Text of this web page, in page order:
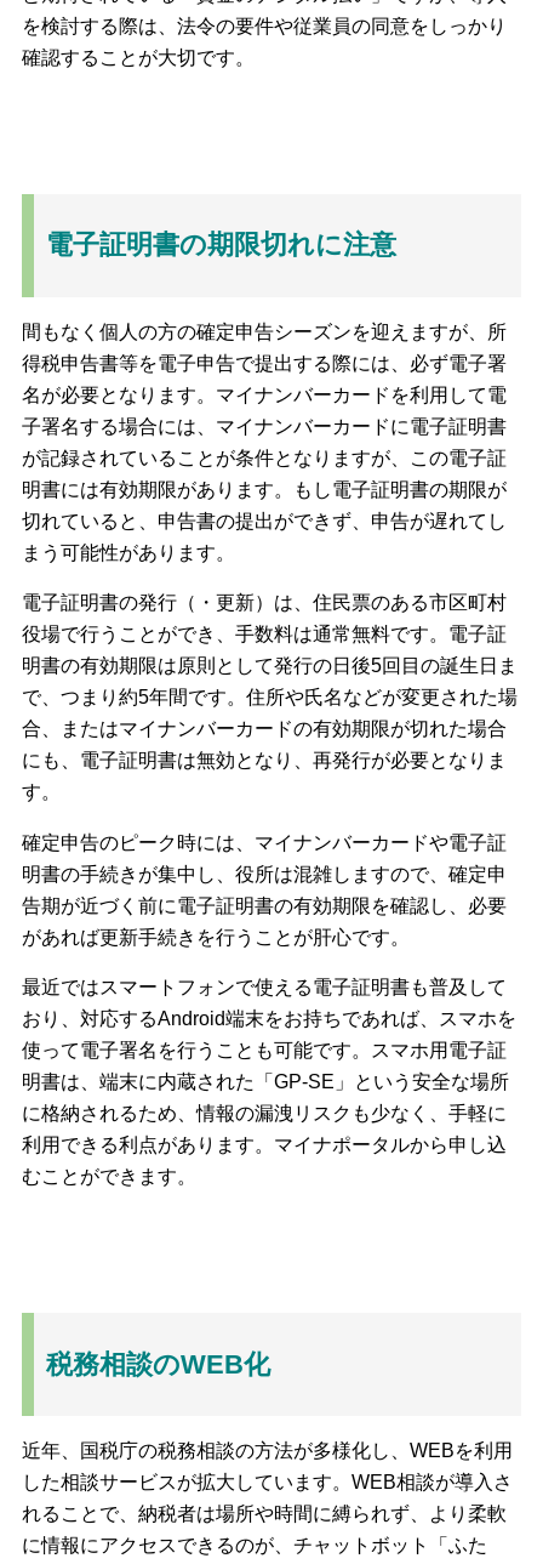
を検討する際は、法令の要件や従業員の同意をしっかり
確認することが大切です。
電子証明書の期限切れに注意
間もなく個人の方の確定申告シーズンを迎えますが、所
得税申告書等を電子申告で提出する際には、必ず電子署
名が必要となります。マイナンバーカードを利用して電
子署名する場合には、マイナンバーカードに電子証明書
が記録されていることが条件となりますが、この電子証
明書には有効期限があります。もし電子証明書の期限が
切れていると、申告書の提出ができず、申告が遅れてし
まう可能性があります。
電子証明書の発行（・更新）は、住民票のある市区町村
役場で行うことができ、手数料は通常無料です。電子証
明書の有効期限は原則として発行の日後5回目の誕生日ま
で、つまり約5年間です。住所や氏名などが変更された場
合、またはマイナンバーカードの有効期限が切れた場合
にも、電子証明書は無効となり、再発行が必要となりま
す。
確定申告のピーク時には、マイナンバーカードや電子証
明書の手続きが集中し、役所は混雑しますので、確定申
告期が近づく前に電子証明書の有効期限を確認し、必要
があれば更新手続きを行うことが肝心です。
最近ではスマートフォンで使える電子証明書も普及して
おり、対応するAndroid端末をお持ちであれば、スマホを
使って電子署名を行うことも可能です。スマホ用電子証
明書は、端末に内蔵された「GP-SE」という安全な場所
に格納されるため、情報の漏洩リスクも少なく、手軽に
利用できる利点があります。マイナポータルから申し込
むことができます。
税務相談のWEB化
近年、国税庁の税務相談の方法が多様化し、WEBを利用
した相談サービスが拡大しています。WEB相談が導入さ
れることで、納税者は場所や時間に縛られず、より柔軟
に情報にアクセスできるのが、チャットボット「ふた